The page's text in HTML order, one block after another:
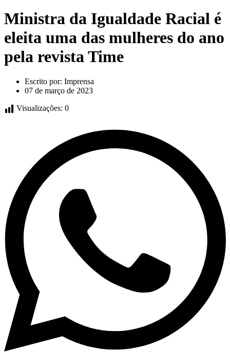
Ministra da Igualdade Racial é
eleita uma das mulheres do ano
pela revista Time
Escrito por: Imprensa
07 de março de 2023
Visualizações: 0